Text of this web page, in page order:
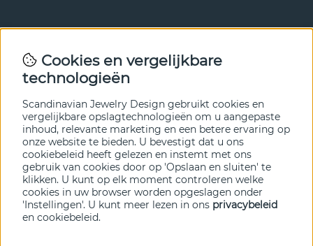
Met onze nieuwsbrief ben je als eerste op de hoogte van
nieuws en aanbiedingen. Meld je hieronder aan.
VERZENDEN
Cookies en vergelijkbare
technologieën
Scandinavian Jewelry Design gebruikt cookies en
vergelijkbare opslagtechnologieën om u aangepaste
inhoud, relevante marketing en een betere ervaring op
onze website te bieden. U bevestigt dat u ons
cookiebeleid heeft gelezen en instemt met ons
gebruik van cookies door op 'Opslaan en sluiten' te
klikken. U kunt op elk moment controleren welke
cookies in uw browser worden opgeslagen onder
'Instellingen'. U kunt meer lezen in ons privacybeleid
en cookiebeleid.